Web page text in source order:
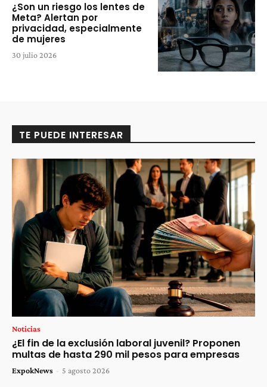
¿Son un riesgo los lentes de
Meta? Alertan por
privacidad, especialmente
de mujeres
30 julio 2026
TE PUEDE INTERESAR
Noticias
¿El fin de la exclusión laboral juvenil? Proponen
multas de hasta 290 mil pesos para empresas
ExpokNews - 5 agosto 2026